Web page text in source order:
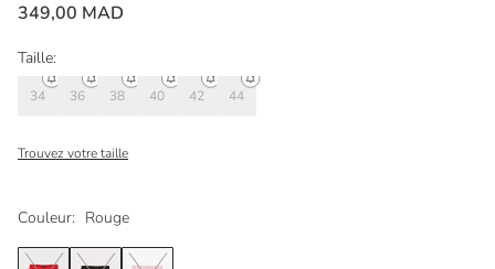
349,00 MAD
Couleur: Rouge
Taille:
34 36 38 40 42 44
Trouvez votre taille